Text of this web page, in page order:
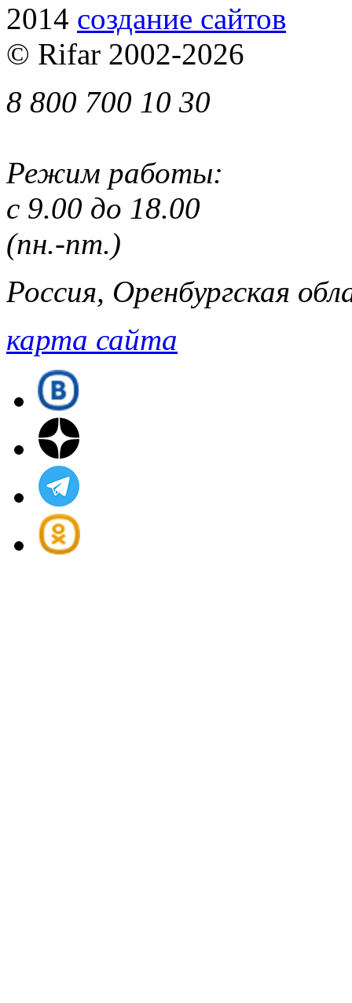
2014 cоздание сайтов
© Rifar 2002-2026
8 800 700 10 30
Режим работы:
с 9.00 до 18.00
(пн.-пт.)
Россия, Оренбургская
карта сайта